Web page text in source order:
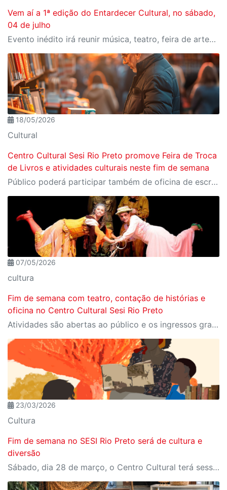
Vem aí a 1ª edição do Entardecer Cultural, no sábado,
04 de julho
Evento inédito irá reunir música, teatro, feira de artesanato, gastronomia, espaço kids e muito mais, com entrada gratuita
18/05/2026
Cultural
Centro Cultural Sesi Rio Preto promove Feira de Troca
de Livros e atividades culturais neste fim de semana
Público poderá participar também de oficina de escrita criativa e um passeio fotográfico pela represa municipal
07/05/2026
cultura
Fim de semana com teatro, contação de histórias e
oficina no Centro Cultural Sesi Rio Preto
Atividades são abertas ao público e os ingressos gratuitos estão disponíveis no site Meu Sesi
23/03/2026
Cultura
Fim de semana no SESI Rio Preto será de cultura e
diversão
Sábado, dia 28 de março, o Centro Cultural terá sessão de contação de histórias e oficina de desenho, tudo gratuito